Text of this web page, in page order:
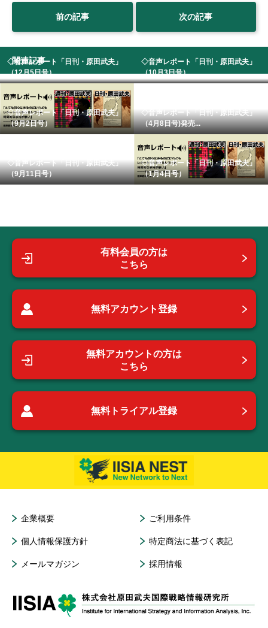
前の記事 次の記事
関連記事
◇音声レポート「日刊・原田武夫」
（12月5日号） ...
◇音声レポート「日刊・原田武夫」
（10月3日号） ...
◇音声レポート「日刊・原田武夫」
（9月2日号）
◇音声レポート「日刊・原田武夫」
（4月8日号)発売...
◇音声レポート「日刊・原田武夫」
（9月11日号）
◇音声レポート「日刊・原田武夫」
（1月4日号）
有料会員の方は
こちら
無料アカウント登録
無料アカウントの方は
こちら
無料トライアル登録
企業概要 ご利用条件
個人情報保護方針 特定商法に基づく表記
メールマガジン 採用情報